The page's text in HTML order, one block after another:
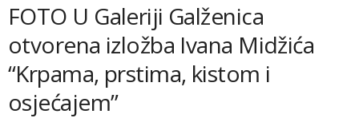
FOTO U Galeriji Galženica
otvorena izložba Ivana Midžića
“Krpama, prstima, kistom i
osjećajem”